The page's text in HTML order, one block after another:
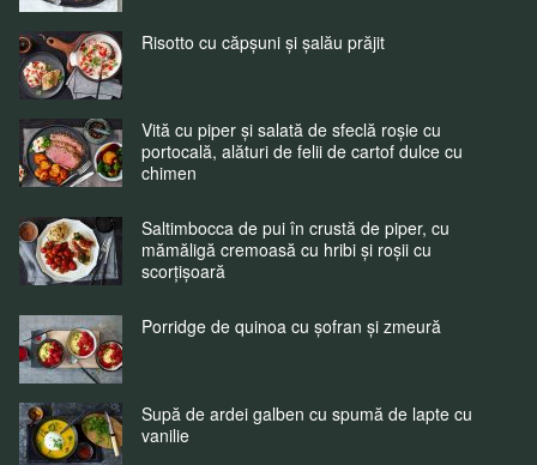
Risotto cu căpșuni și șalău prăjit
Vită cu piper și salată de sfeclă roșie cu
portocală, alături de felii de cartof dulce cu
chimen
Saltimbocca de pui în crustă de piper, cu
mămăligă cremoasă cu hribi și roșii cu
scorțișoară
Porridge de quinoa cu șofran și zmeură
Supă de ardei galben cu spumă de lapte cu
vanilie